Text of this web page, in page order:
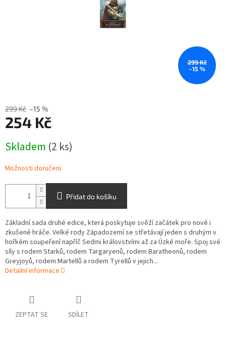
299 Kč
–15 %
299 Kč –15 %
254 Kč
cena:
Skladem (2 ks)
Možnosti doručení
Přidat do košíku
Základní sada druhé edice, která poskytuje svěží začátek pro nové i
zkušené hráče. Velké rody Západozemí se střetávají jeden s druhým v
hořkém soupeření napříč Sedmi královstvími až za Úzké moře. Spoj své
síly s rodem Starků, rodem Targaryenů, rodem Baratheonů, rodem
Greyjoyů, rodem Martellů a rodem Tyrellů v jejich...
Detailní informace
ZEPTAT SE SDÍLET